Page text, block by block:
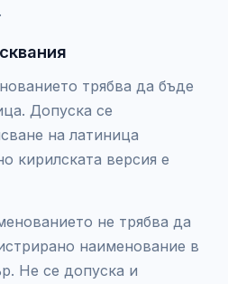
трябва да бъде
Допуска се
на латиница
кирилската версия е
не трябва да
наименование в
Не се допуска и